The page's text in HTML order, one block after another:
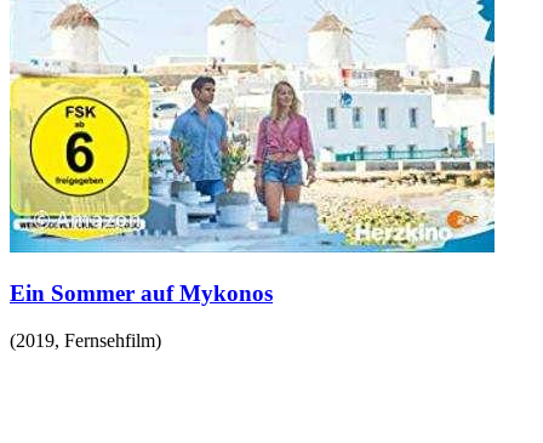
Ein Sommer auf Mykonos
(2019, Fernsehfilm)